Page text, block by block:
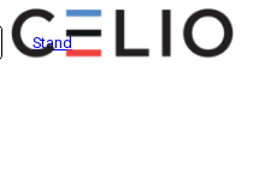
Stand